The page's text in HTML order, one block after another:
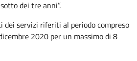
dei tre anni”.
dei servizi riferiti al periodo compreso
2020 per un massimo di 8